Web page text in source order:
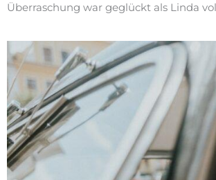
Überraschung war geglückt als Linda